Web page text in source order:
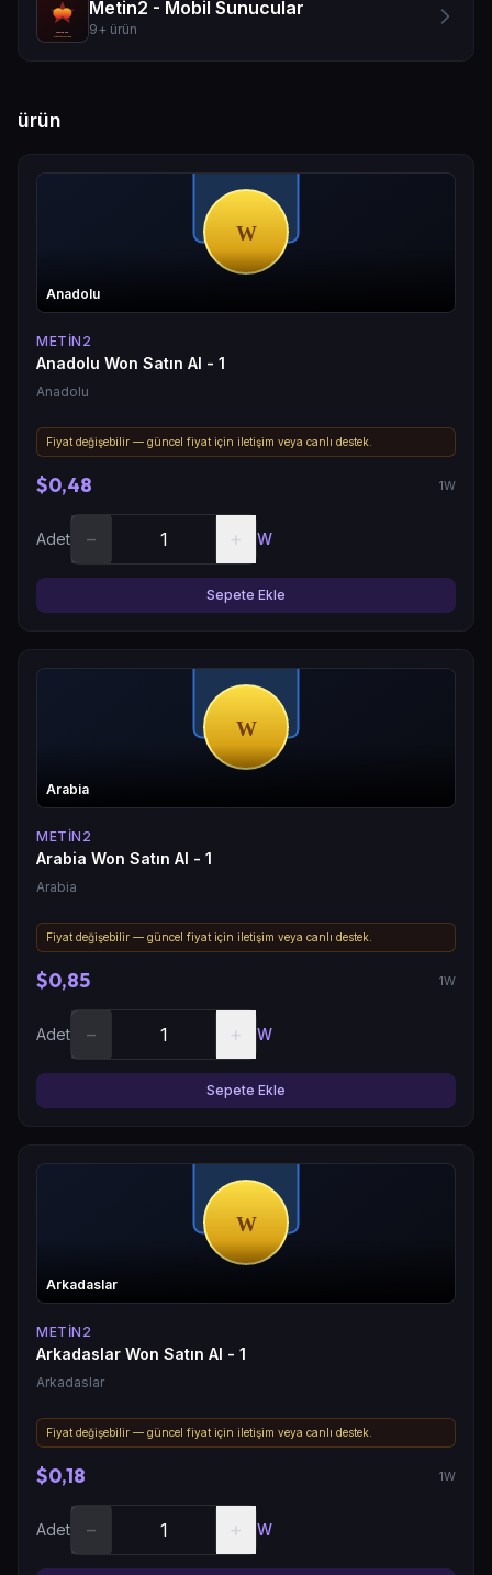
Metin2 - Mobil Sunucular
9+ ürün
ürün
Anadolu
METIN2
Anadolu Won Satın Al - 1
Anadolu
Fiyat değişebilir — güncel fiyat için iletişim veya canlı destek.
$0,48 1W
Adet − + W
Sepete Ekle
Arabia
METIN2
Arabia Won Satın Al - 1
Arabia
Fiyat değişebilir — güncel fiyat için iletişim veya canlı destek.
$0,85 1W
Adet − + W
Sepete Ekle
Arkadaslar
METIN2
Arkadaslar Won Satın Al - 1
Arkadaslar
Fiyat değişebilir — güncel fiyat için iletişim veya canlı destek.
$0,18 1W
Adet − + W